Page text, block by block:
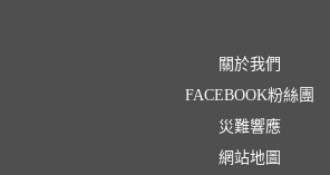
關於我們
FACEBOOK粉絲團
災難響應
網站地圖